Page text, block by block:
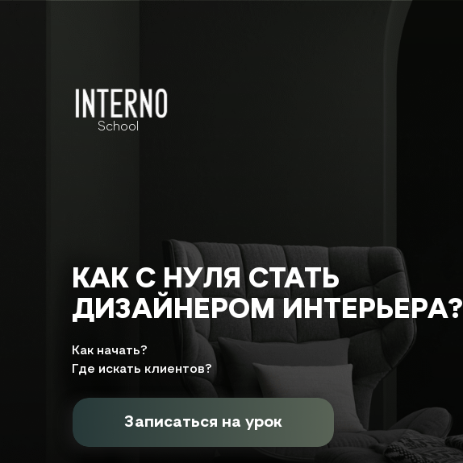
КАК С НУЛЯ СТАТЬ
ДИЗАЙНЕРОМ ИНТЕРЬЕРА?
School
Как начать?
Где искать клиентов?
Записаться на урок